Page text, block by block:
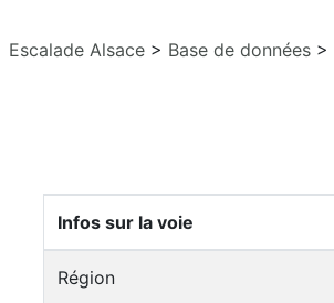
Escalade Alsace > Base de données >
Infos sur la voie
Région